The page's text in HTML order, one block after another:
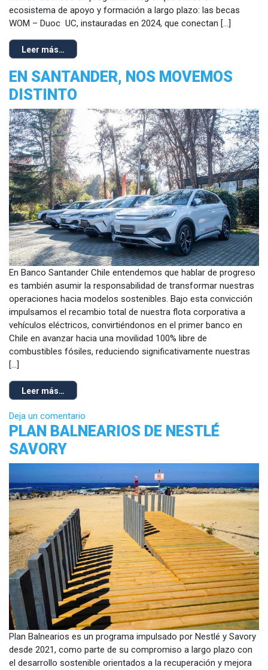
ecosistema de apoyo y formación a largo plazo: las becas
WOM – Duoc UC, instauradas en 2024, que conectan […]
Leer más…
EN SANTANDER, NOS MOVEMOS
DISTINTO
En Banco Santander Chile entendemos que hablar de progreso
es también asumir la responsabilidad de transformar nuestras
operaciones hacia modelos sostenibles. Bajo esta convicción
impulsamos el recambio total de nuestra flota corporativa a
vehículos eléctricos, convirtiéndonos en el primer banco en
Chile en avanzar hacia una movilidad 100% libre de
combustibles fósiles, reduciendo significativamente nuestras
[…]
Leer más…
Deja un comentario
PLAN BALNEARIOS DE NESTLÉ
SAVORY
Plan Balnearios es un programa impulsado por Nestlé y Savory
desde 2021, como parte de su compromiso a largo plazo con
el desarrollo sostenible orientados a la recuperación y mejora